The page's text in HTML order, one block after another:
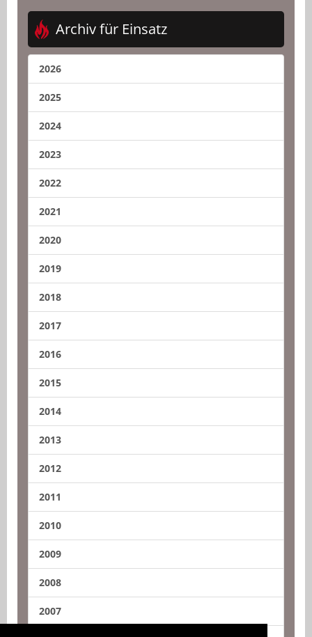
Archiv für Einsatz
2026
2025
2024
2023
2022
2021
2020
2019
2018
2017
2016
2015
2014
2013
2012
2011
2010
2009
2008
2007